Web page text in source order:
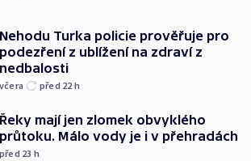
Nehodu Turka policie prověřuje pro
podezření z ublížení na zdraví z
nedbalosti
včera před 22 h
Řeky mají jen zlomek obvyklého
průtoku. Málo vody je i v přehradách
před 23 h